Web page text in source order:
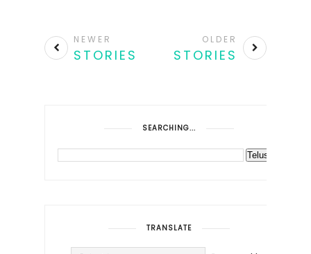
NEWER
STORIES
OLDER
STORIES
SEARCHING...
TRANSLATE